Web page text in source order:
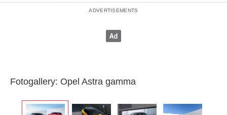
Fotogallery: Opel Astra gamma